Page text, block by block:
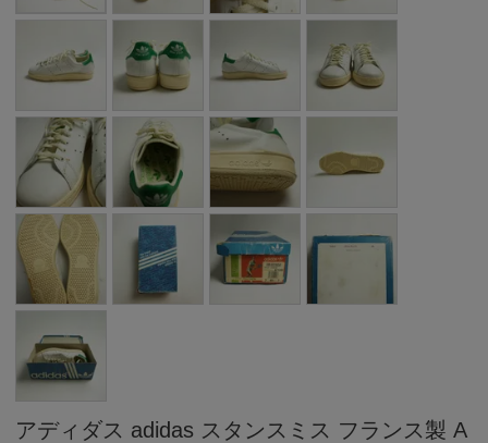
アディダス adidas スタンスミス フランス製 A